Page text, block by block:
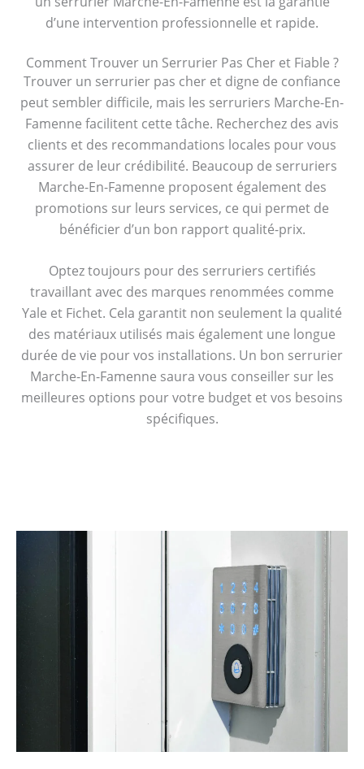
d’une intervention professionnelle et rapide.
Comment Trouver un Serrurier Pas Cher et Fiable ?
Trouver un serrurier pas cher et digne de confiance
peut sembler difficile, mais les serruriers Marche-En-
Famenne facilitent cette tâche. Recherchez des avis
clients et des recommandations locales pour vous
assurer de leur crédibilité. Beaucoup de serruriers
Marche-En-Famenne proposent également des
promotions sur leurs services, ce qui permet de
bénéficier d’un bon rapport qualité-prix.
Optez toujours pour des serruriers certifiés
travaillant avec des marques renommées comme
Yale et Fichet. Cela garantit non seulement la qualité
des matériaux utilisés mais également une longue
durée de vie pour vos installations. Un bon serrurier
Marche-En-Famenne saura vous conseiller sur les
meilleures options pour votre budget et vos besoins
spécifiques.